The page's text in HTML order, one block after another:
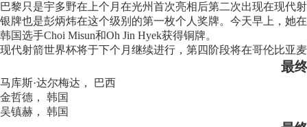
巴黎只是宇多野在上个月在光州首次亮相后第二次出现在现代
银牌也是彭炳炜在这个级别的第一枚个人奖牌。今天早上，她
韩国选手Choi Misun和Oh Jin Hyek获得铜牌。
现代射箭世界杯将于下个月继续进行，第四阶段将在哥伦比亚
最
马库斯·达尔梅达， 巴西
金哲德， 韩国
吴镇赫， 韩国